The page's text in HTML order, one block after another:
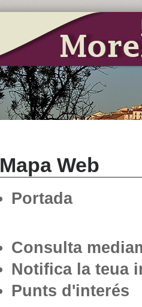
Mapa Web
Portada
Consulta
Notifica la teua
Punts d'interés